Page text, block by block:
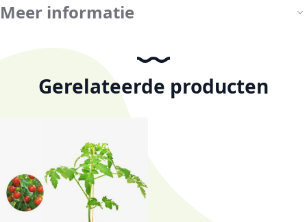
Meer informatie
Gerelateerde producten